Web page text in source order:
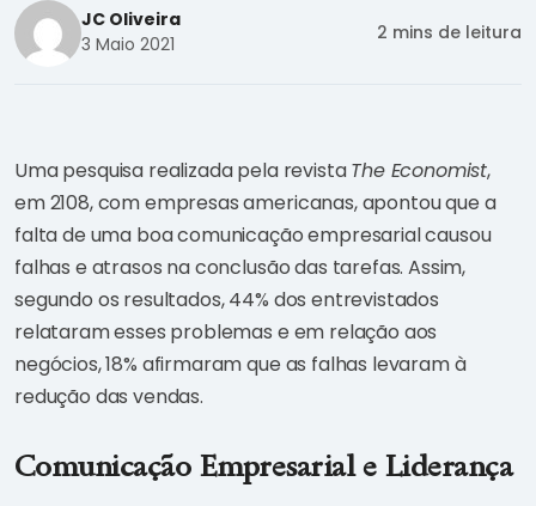
JC Oliveira
3 Maio 2021
2 mins de leitura
Uma pesquisa realizada pela revistaThe Economist,
em 2108, com empresas americanas, apontou que a
falta de uma boa comunicação empresarial causou
falhas e atrasos na conclusão das tarefas. Assim,
segundo os resultados, 44% dos entrevistados
relataram esses problemas e em relação aos
negócios, 18% afirmaram que as falhas levaram à
redução das vendas.
Comunicação Empresarial e Liderança